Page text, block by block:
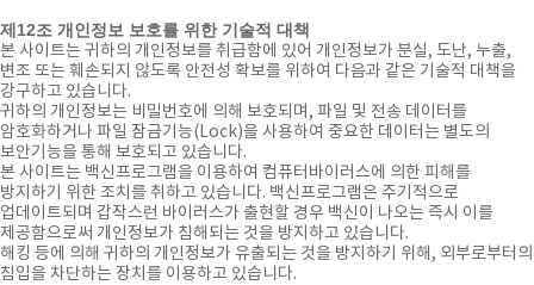
제12조 개인정보 보호를 위한 기술적 대책
본 사이트는 귀하의 개인정보를 취급함에 있어 개인정보가 분실, 도난, 누출,
변조 또는 훼손되지 않도록 안전성 확보를 위하여 다음과 같은 기술적 대책을
강구하고 있습니다.
귀하의 개인정보는 비밀번호에 의해 보호되며, 파일 및 전송 데이터를
암호화하거나 파일 잠금기능(Lock)을 사용하여 중요한 데이터는 별도의
보안기능을 통해 보호되고 있습니다.
본 사이트는 백신프로그램을 이용하여 컴퓨터바이러스에 의한 피해를
방지하기 위한 조치를 취하고 있습니다. 백신프로그램은 주기적으로
업데이트되며 갑작스런 바이러스가 출현할 경우 백신이 나오는 즉시 이를
제공함으로써 개인정보가 침해되는 것을 방지하고 있습니다.
해킹 등에 의해 귀하의 개인정보가 유출되는 것을 방지하기 위해, 외부로부터의
침입을 차단하는 장치를 이용하고 있습니다.